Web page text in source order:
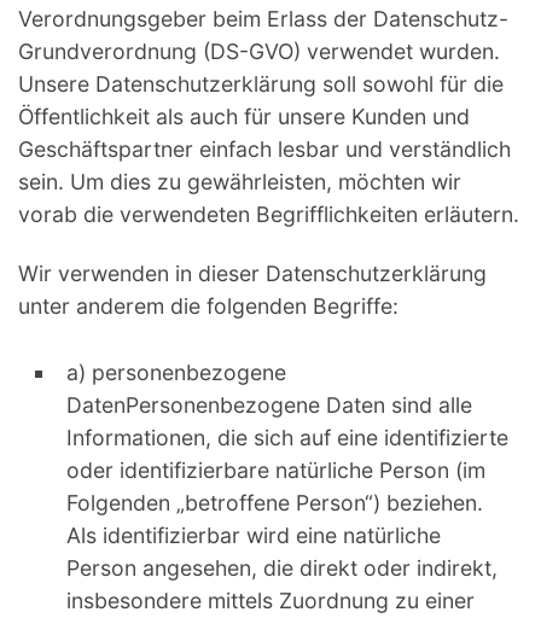
Verordnungsgeber beim Erlass der Datenschutz-
Grundverordnung (DS-GVO) verwendet wurden.
Unsere Datenschutzerklärung soll sowohl für die
Öffentlichkeit als auch für unsere Kunden und
Geschäftspartner einfach lesbar und verständlich
sein. Um dies zu gewährleisten, möchten wir
vorab die verwendeten Begrifflichkeiten erläutern.
Wir verwenden in dieser Datenschutzerklärung
unter anderem die folgenden Begriffe:
a) personenbezogene
DatenPersonenbezogene Daten sind alle
Informationen, die sich auf eine identifizierte
oder identifizierbare natürliche Person (im
Folgenden „betroffene Person“) beziehen.
Als identifizierbar wird eine natürliche
Person angesehen, die direkt oder indirekt,
insbesondere mittels Zuordnung zu einer